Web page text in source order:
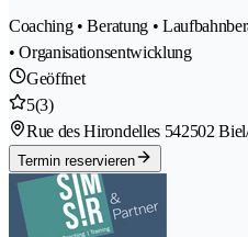
Coaching • Beratung •
• Organisationsentwicklung
Geöffnet
5(3)
Rue des Hirondelles 542502
Termin reservieren